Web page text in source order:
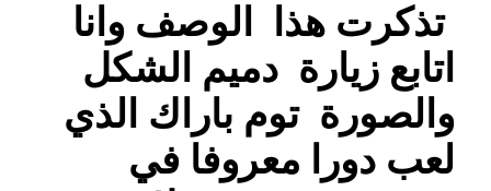
تذكرت هذا الوصف وانا
اتابع زيارة دميم الشكل
والصورة توم باراك الذي
لعب دورا معروفا في